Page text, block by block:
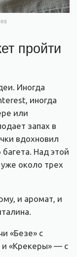
пройти
Иногда
иногда
или
запах в
вдохновил
Над этой
около трех
и аромат, и
«Безе» с
и «Крекеры» — с